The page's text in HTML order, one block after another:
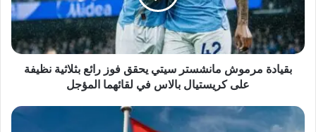
فوز
رائع
بثلاثية
نظيفة
على
في
لقائهما
بقيادة مرموش مانشستر سيتي يحقق فوز رائع بثلاثية نظيفة
على كريستيال بالاس في لقائهما المؤجل
الإمارات
تدين